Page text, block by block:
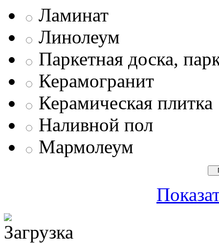
Ламинат
Линолеум
Паркетная доска,
Керамогранит
Керамическая плитка
Наливной пол
Мармолеум